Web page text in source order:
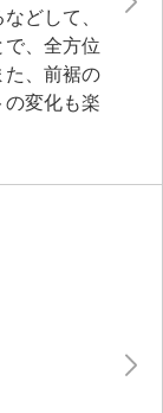
どして、
、全方位
た、前裾の
の変化も楽